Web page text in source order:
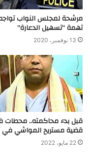
مرشحة لمجلس النواب
تهمة “تسهيل الدعارة”
13 نوفمبر، 2020
قبل بدء محاكمته.. محطات
قضية مستريح المواشي في
22 مايو، 2022